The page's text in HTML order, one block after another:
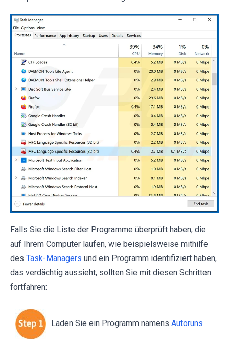
Falls Sie die Liste der Programme überprüft haben, die
auf Ihrem Computer laufen, wie beispielsweise mithilfe
des Task-Managers und ein Programm identifiziert haben,
das verdächtig aussieht, sollten Sie mit diesen Schritten
fortfahren:
Laden Sie ein Programm namens Autoruns